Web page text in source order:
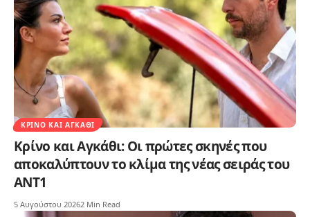
ΚΡΊΝΟ ΚΑΙ ΑΓΚΆΘΙ
Κρίνο και Αγκάθι: Οι πρώτες σκηνές που
αποκαλύπτουν το κλίμα της νέας σειράς του
ΑΝΤ1
5 Αυγούστου 20262 Min Read